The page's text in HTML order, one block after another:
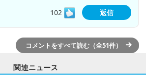
102
返信
コメントをすべて読む（全51件）
関連ニュース